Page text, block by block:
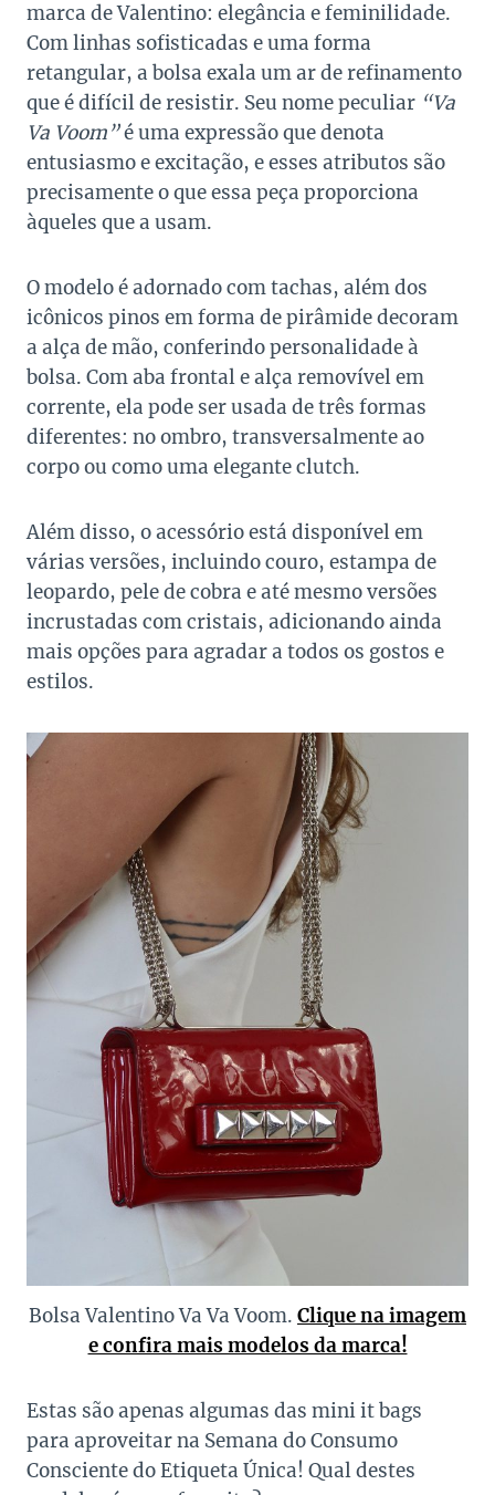
marca de Valentino: elegância e feminilidade.
Com linhas sofisticadas e uma forma
retangular, a bolsa exala um ar de refinamento
que é difícil de resistir. Seu nome peculiar “Va
Va Voom”é uma expressão que denota
entusiasmo e excitação, e esses atributos são
precisamente o que essa peça proporciona
àqueles que a usam.
O modelo é adornado com tachas, além dos
icônicos pinos em forma de pirâmide decoram
a alça de mão, conferindo personalidade à
bolsa. Com aba frontal e alça removível em
corrente, ela pode ser usada de três formas
diferentes: no ombro, transversalmente ao
corpo ou como uma elegante clutch.
Além disso, o acessório está disponível em
várias versões, incluindo couro, estampa de
leopardo, pele de cobra e até mesmo versões
incrustadas com cristais, adicionando ainda
mais opções para agradar a todos os gostos e
estilos.
Bolsa Valentino Va Va Voom. Clique na imagem
e confira mais modelos da marca!
Estas são apenas algumas das mini it bags
para aproveitar na Semana do Consumo
Consciente do Etiqueta Única! Qual destes